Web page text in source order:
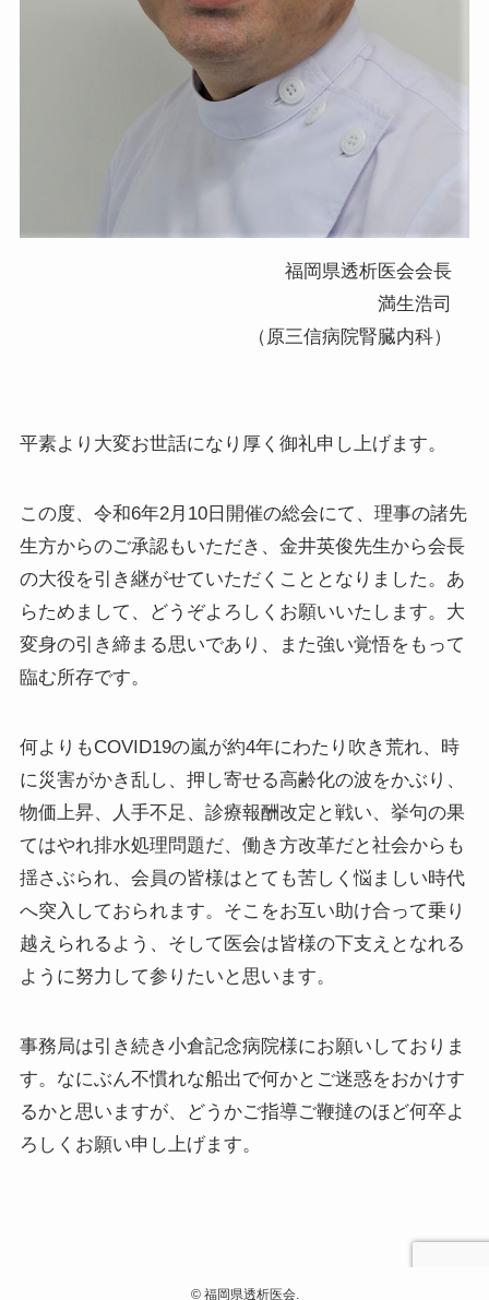
福岡県透析医会会長
満生浩司
（原三信病院腎臓内科）
平素より大変お世話になり厚く御礼申し上げます。
この度、令和6年2月10日開催の総会にて、理事の諸先
生方からのご承認もいただき、金井英俊先生から会長
の大役を引き継がせていただくこととなりました。あ
らためまして、どうぞよろしくお願いいたします。大
変身の引き締まる思いであり、また強い覚悟をもって
臨む所存です。
何よりもCOVID19の嵐が約4年にわたり吹き荒れ、時
に災害がかき乱し、押し寄せる高齢化の波をかぶり、
物価上昇、人手不足、診療報酬改定と戦い、挙句の果
てはやれ排水処理問題だ、働き方改革だと社会からも
揺さぶられ、会員の皆様はとても苦しく悩ましい時代
へ突入しておられます。そこをお互い助け合って乗り
越えられるよう、そして医会は皆様の下支えとなれる
ように努力して参りたいと思います。
事務局は引き続き小倉記念病院様にお願いしておりま
す。なにぶん不慣れな船出で何かとご迷惑をおかけす
るかと思いますが、どうかご指導ご鞭撻のほど何卒よ
ろしくお願い申し上げます。
©福岡県透析医会.